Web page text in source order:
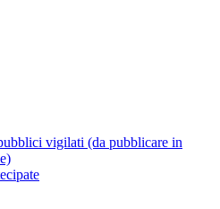
vigilati (da pubblicare in